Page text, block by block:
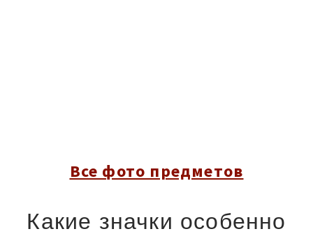
Все фото предметов
Какие значки особенно